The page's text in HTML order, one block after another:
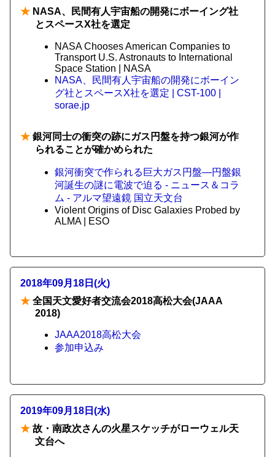
★ NASA、民間有人宇宙船の開発にボーイング社
とスペースX社を選定
NASA Chooses American Companies to
Transport U.S. Astronauts to International
Space Station | NASA
NASA、民間有人宇宙船の開発にボーイン
グ社とスペースX社を選定 | CST-100 |
sorae.jp
★ 銀河同士の衝突の跡にガス円盤を持つ銀河が作
られることが確かめられた
銀河衝突で作られる巨大ガス円盤—円盤銀
河誕生の謎に電波で迫る - ニュース＆コラ
ム - アルマ望遠鏡 国立天文台
Violent Origins of Disc Galaxies Probed by
ALMA | ESO
2018年09月18日(火)
★ 全国天文愛好者交流会2018高松大会(JAAA
2018)
JAAA2018高松大会
参加申込み
2019年09月18日(水)
★ 故・南政次さんの火星スケッチがローウェル天
文台へ